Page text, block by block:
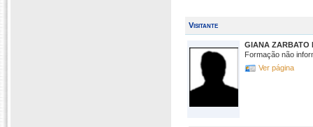
Visitante
GIANA ZARBATO
Formação não
Ver página